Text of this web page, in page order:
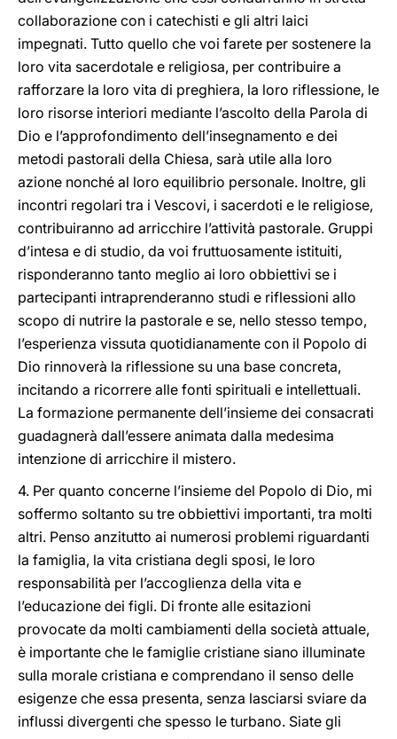
collaborazione con i catechisti e gli altri laici
impegnati. Tutto quello che voi farete per sostenere la
loro vita sacerdotale e religiosa, per contribuire a
rafforzare la loro vita di preghiera, la loro riflessione, le
loro risorse interiori mediante l’ascolto della Parola di
Dio e l’approfondimento dell’insegnamento e dei
metodi pastorali della Chiesa, sarà utile alla loro
azione nonché al loro equilibrio personale. Inoltre, gli
incontri regolari tra i Vescovi, i sacerdoti e le religiose,
contribuiranno ad arricchire l’attività pastorale. Gruppi
d’intesa e di studio, da voi fruttuosamente istituiti,
risponderanno tanto meglio ai loro obbiettivi se i
partecipanti intraprenderanno studi e riflessioni allo
scopo di nutrire la pastorale e se, nello stesso tempo,
l’esperienza vissuta quotidianamente con il Popolo di
Dio rinnoverà la riflessione su una base concreta,
incitando a ricorrere alle fonti spirituali e intellettuali.
La formazione permanente dell’insieme dei consacrati
guadagnerà dall’essere animata dalla medesima
intenzione di arricchire il mistero.
4. Per quanto concerne l’insieme del Popolo di Dio, mi
soffermo soltanto su tre obbiettivi importanti, tra molti
altri. Penso anzitutto ai numerosi problemi riguardanti
la famiglia, la vita cristiana degli sposi, le loro
responsabilità per l’accoglienza della vita e
l’educazione dei figli. Di fronte alle esitazioni
provocate da molti cambiamenti della società attuale,
è importante che le famiglie cristiane siano illuminate
sulla morale cristiana e comprendano il senso delle
esigenze che essa presenta, senza lasciarsi sviare da
influssi divergenti che spesso le turbano. Siate gli